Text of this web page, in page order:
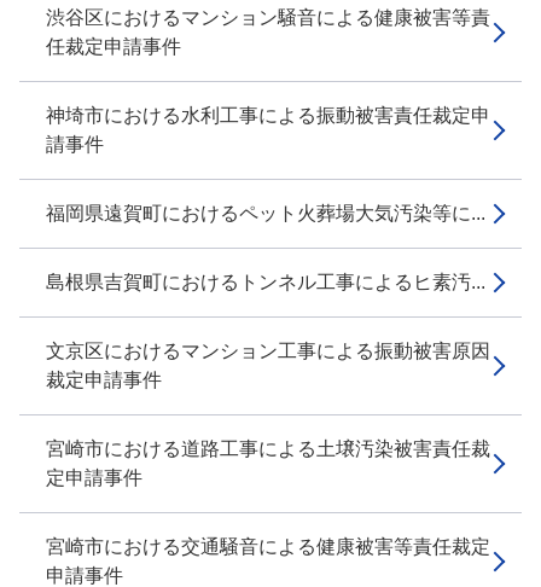
渋谷区におけるマンション騒音による健康被害等責
任裁定申請事件
神埼市における水利工事による振動被害責任裁定申
請事件
福岡県遠賀町におけるペット火葬場大気汚染等に...
島根県吉賀町におけるトンネル工事によるヒ素汚...
文京区におけるマンション工事による振動被害原因
裁定申請事件
宮崎市における道路工事による土壌汚染被害責任裁
定申請事件
宮崎市における交通騒音による健康被害等責任裁定
申請事件